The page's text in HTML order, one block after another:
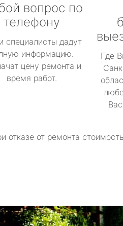
вопрос по
телефону
специалисты дадут
информацию.
цену ремонта и
время работ.
Где
отказе от ремонта